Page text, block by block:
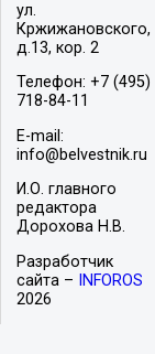
ул.
Кржижановского,
д.13, кор. 2
Телефон: +7 (495)
718-84-11
E-mail:
info@belvestnik.ru
И.О. главного
редактора
Дорохова Н.В.
Разработчик
сайта –
INFOROS
2026